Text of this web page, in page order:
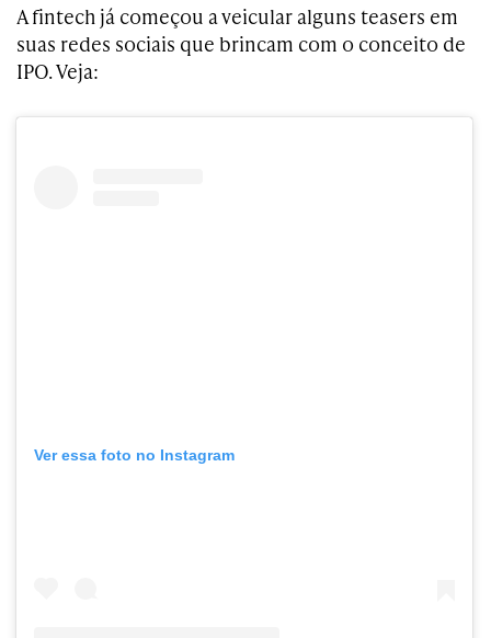
A fintech já começou a veicular alguns teasers em
suas redes sociais que brincam com o conceito de
IPO. Veja:
Ver essa foto no Instagram